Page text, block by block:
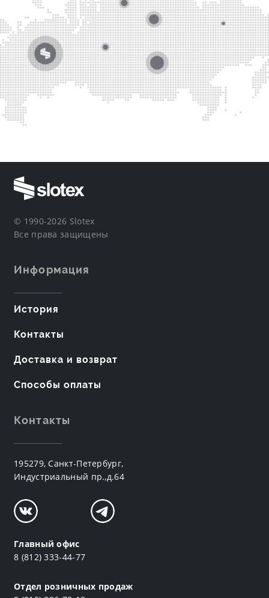
© 1990-2026 Slotex
Все права защищены
Информация
История
Контакты
Доставка и возврат
Способы оплаты
Контакты
195279, Санкт-Петербург,
Индустриальный пр.,д.64
Главный офис
8 (812) 333-44-77
Отдел розничных продаж